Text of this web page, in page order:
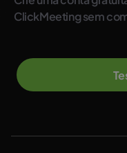
ClickMeeting sem